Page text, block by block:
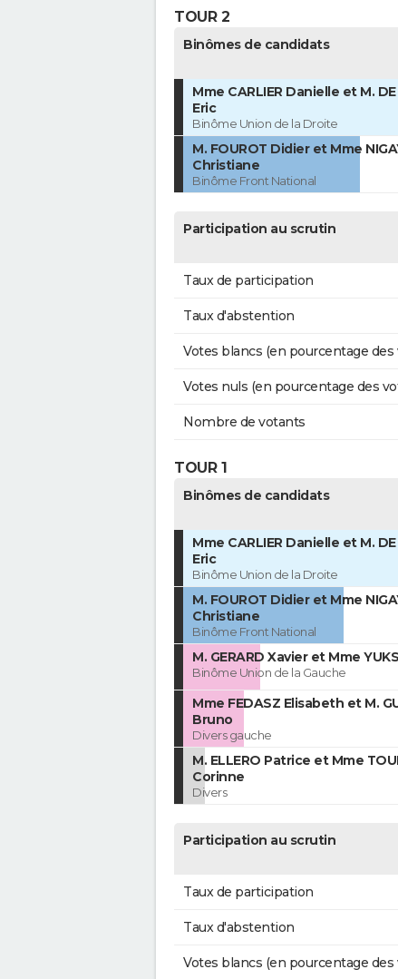
TOUR 2
Binômes de candidats
Mme CARLIER Danielle et M. DE
Eric
Binôme Union de la Droite
M. FOUROT Didier et Mme
Christiane
Binôme Front National
Participation au scrutin
Taux de participation
Taux d'abstention
Votes blancs (en pourcentage
Votes nuls (en pourcentage des
Nombre de votants
TOUR 1
Binômes de candidats
Mme CARLIER Danielle et M. DE
Eric
Binôme Union de la Droite
M. FOUROT Didier et Mme
Christiane
Binôme Front National
M. GERARD Xavier et Mme
Binôme Union de la Gauche
Mme FEDASZ Elisabeth et M.
Bruno
Divers gauche
M. ELLERO Patrice et Mme
Corinne
Divers
Participation au scrutin
Taux de participation
Taux d'abstention
Votes blancs (en pourcentage